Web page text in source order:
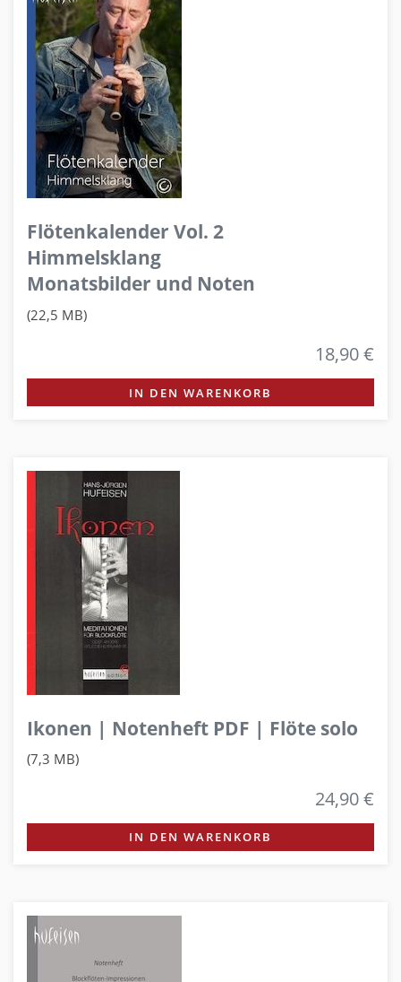
Flötenkalender Vol. 2
Himmelsklang
Monatsbilder und Noten
(22,5 MB)
18,90 €
IN DEN WARENKORB
Ikonen | Notenheft PDF | Flöte solo
(7,3 MB)
24,90 €
IN DEN WARENKORB